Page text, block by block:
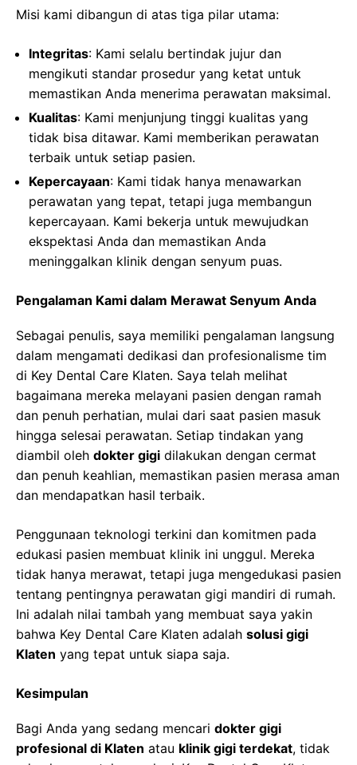
Misi kami dibangun di atas tiga pilar utama:
Integritas: Kami selalu bertindak jujur dan
mengikuti standar prosedur yang ketat untuk
memastikan Anda menerima perawatan maksimal.
Kualitas: Kami menjunjung tinggi kualitas yang
tidak bisa ditawar. Kami memberikan perawatan
terbaik untuk setiap pasien.
Kepercayaan: Kami tidak hanya menawarkan
perawatan yang tepat, tetapi juga membangun
kepercayaan. Kami bekerja untuk mewujudkan
ekspektasi Anda dan memastikan Anda
meninggalkan klinik dengan senyum puas.
Pengalaman Kami dalam Merawat Senyum Anda
Sebagai penulis, saya memiliki pengalaman langsung
dalam mengamati dedikasi dan profesionalisme tim
di Key Dental Care Klaten. Saya telah melihat
bagaimana mereka melayani pasien dengan ramah
dan penuh perhatian, mulai dari saat pasien masuk
hingga selesai perawatan. Setiap tindakan yang
diambil oleh dokter gigi dilakukan dengan cermat
dan penuh keahlian, memastikan pasien merasa aman
dan mendapatkan hasil terbaik.
Penggunaan teknologi terkini dan komitmen pada
edukasi pasien membuat klinik ini unggul. Mereka
tidak hanya merawat, tetapi juga mengedukasi pasien
tentang pentingnya perawatan gigi mandiri di rumah.
Ini adalah nilai tambah yang membuat saya yakin
bahwa Key Dental Care Klaten adalah solusi gigi
Klaten yang tepat untuk siapa saja.
Kesimpulan
Bagi Anda yang sedang mencari dokter gigi
profesional di Klaten atau klinik gigi terdekat, tidak